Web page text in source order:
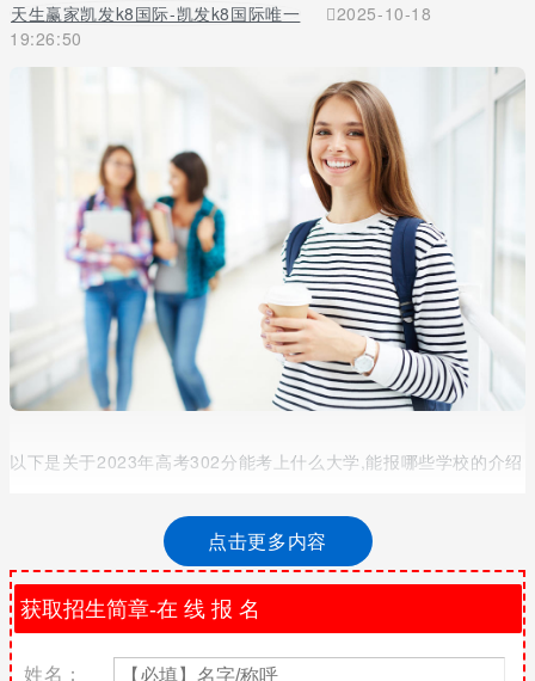
天生赢家凯发k8国际-凯发k8国际唯一
2025-10-18
19:26:50
以下是关于2023年高考302分能考上什么大学,能报哪些学校的介绍
院、福建电力职业技术学院、贵阳幼儿师范高等专科学校、开封文
化艺术职业学院、南京机电职业技术学院、天津轻工职业技术学院
等。2023年高考302分能考上什么大学 能报哪些学校2023高考302
分能上的大学说明：因为报考批次不同，所以最低录取分数线也不
同，下列表格只展示部分内容，如想要了解全部内容请下载蝶变志
愿app查看。学校名办学性质批次2022分数2022位次学校类型湖北
点击更多内容
姓名：